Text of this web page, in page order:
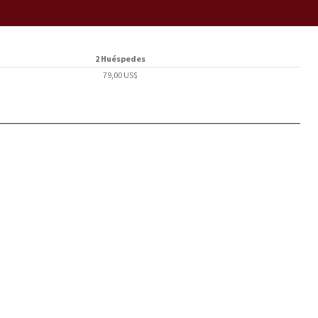
2 Huéspedes
79,00 US$